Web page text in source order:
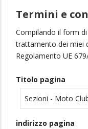
Termini e
Compilando il form
trattamento dei miei
Regolamento UE
Titolo pagina
indirizzo pagina